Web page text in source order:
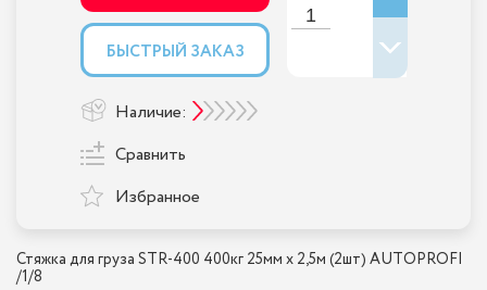
Стяжка для груза STR-400 400кг 25мм x 2,5м (2шт) AUTOPROFI
/1/8
БЫСТРЫЙ ЗАКАЗ
Наличие:
Сравнить
Избранное